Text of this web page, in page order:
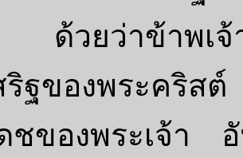
วยว่าข้าพเจ้า
ริฐของพระคริสต์
ชของพระเจ้า